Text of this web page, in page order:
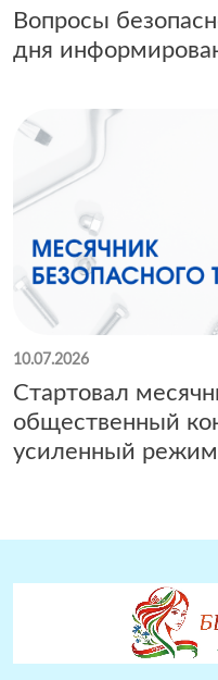
Вопросы
дня
10.07.2026
Стартовал
общественный
усиленный режим